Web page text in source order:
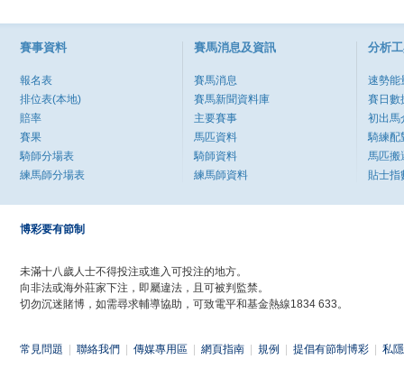
賽事資料
報名表
排位表(本地)
賠率
賽果
騎師分場表
練馬師分場表
賽馬消息及資訊
賽馬消息
賽馬新聞資料庫
主要賽事
馬匹資料
騎師資料
練馬師資料
分析
速勢能
賽日數
初出馬
騎練配
馬匹搬
貼士指
博彩要有節制
未滿十八歲人士不得投注或進入可投注的地方。
向非法或海外莊家下注，即屬違法，且可被判監禁。
切勿沉迷賭博，如需尋求輔導協助，可致電平和基金熱線1834 633。
常見問題 聯絡我們 傳媒專用區 網頁指南 規例 提倡有節制博彩 私